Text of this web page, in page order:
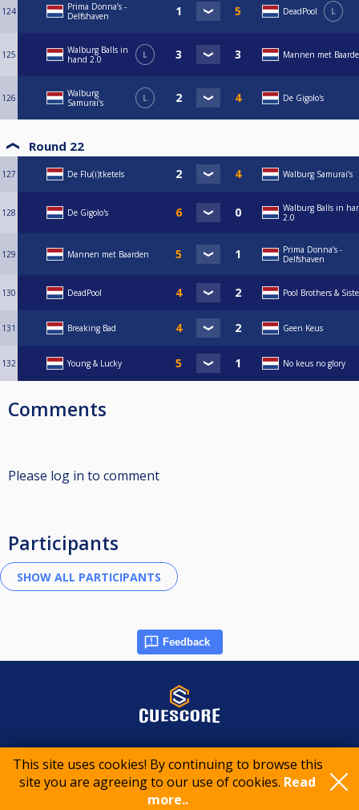
This site uses cookies! By continuing to browse this
site you are agreeing to our use of cookies. Read
more..
124
Prima Donna’s -
Delfshaven
DeadPool L
125
Walburg Balls in
hand 2.0
L Mannen met
126
Walburg
Samurai’s
L De Gigolo's
Round 22
127 De Flu(i)tketels Walburg Samurai’s
128 De Gigolo's
Walburg Balls in
2.0
129 Mannen met Baarden
Prima Donna’s -
Delfshaven
130 DeadPool Pool Brothers &
131 Breaking Bad Geen Keus
132 Young & Lucky No keus no glory
Comments
Please log in to comment
Participants
Feedback
© 2015-2026 CueScore International
Privacy policy